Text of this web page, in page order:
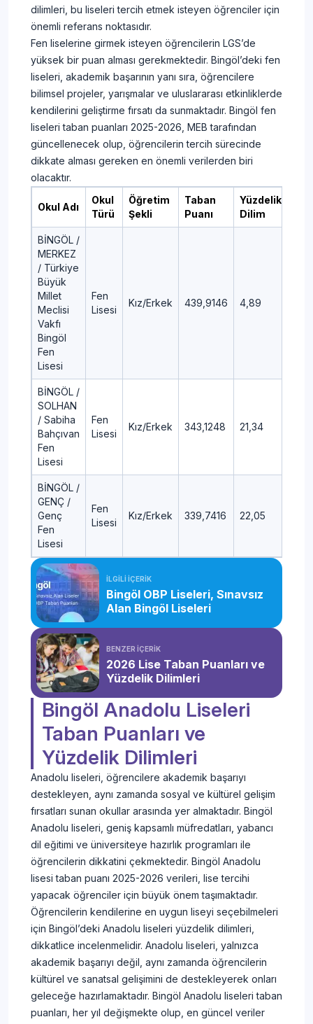
dilimleri, bu liseleri tercih etmek isteyen öğrenciler için
önemli referans noktasıdır.
Fen liselerine girmek isteyen öğrencilerin LGS’de
yüksek bir puan alması gerekmektedir. Bingöl’deki fen
liseleri, akademik başarının yanı sıra, öğrencilere
bilimsel projeler, yarışmalar ve uluslararası etkinliklerde
kendilerini geliştirme fırsatı da sunmaktadır. Bingöl fen
liseleri taban puanları 2025-2026, MEB tarafından
güncellenecek olup, öğrencilerin tercih sürecinde
dikkate alması gereken en önemli verilerden biri
olacaktır.
Okul Adı
Okul
Türü
Öğretim
Şekli
Taban
Puanı
Yüzdelik
Dilim
BİNGÖL /
MERKEZ
/ Türkiye
Büyük
Millet
Meclisi
Vakfı
Bingöl
Fen
Lisesi
Fen
Lisesi
Kız/Erkek 439,9146 4,89
BİNGÖL /
SOLHAN
/ Sabiha
Bahçıvan
Fen
Lisesi
Fen
Lisesi
Kız/Erkek 343,1248 21,34
BİNGÖL /
GENÇ /
Genç
Fen
Lisesi
Fen
Lisesi
Kız/Erkek 339,7416 22,05
İLGİLİ İÇERİK
Bingöl OBP Liseleri, Sınavsız
Alan Bingöl Liseleri
BENZER İÇERİK
2026 Lise Taban Puanları ve
Yüzdelik Dilimleri
Bingöl Anadolu Liseleri
Taban Puanları ve
Yüzdelik Dilimleri
Anadolu liseleri, öğrencilere akademik başarıyı
destekleyen, aynı zamanda sosyal ve kültürel gelişim
fırsatları sunan okullar arasında yer almaktadır. Bingöl
Anadolu liseleri, geniş kapsamlı müfredatları, yabancı
dil eğitimi ve üniversiteye hazırlık programları ile
öğrencilerin dikkatini çekmektedir. Bingöl Anadolu
lisesi taban puanı 2025-2026 verileri, lise tercihi
yapacak öğrenciler için büyük önem taşımaktadır.
Öğrencilerin kendilerine en uygun liseyi seçebilmeleri
için Bingöl’deki Anadolu liseleri yüzdelik dilimleri,
dikkatlice incelenmelidir. Anadolu liseleri, yalnızca
akademik başarıyı değil, aynı zamanda öğrencilerin
kültürel ve sanatsal gelişimini de destekleyerek onları
geleceğe hazırlamaktadır. Bingöl Anadolu liseleri taban
puanları, her yıl değişmekte olup, en güncel veriler